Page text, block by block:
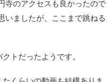
寺のアクセスも良かったので
いましたが、ここまで跳ねる
トだったようです。